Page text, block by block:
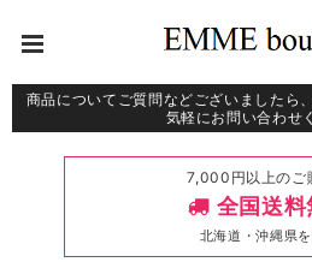
商品についてご質問などございましたら
気軽にお問い合わせ
7,000円以上のご
全国送料
北海道・沖縄県を